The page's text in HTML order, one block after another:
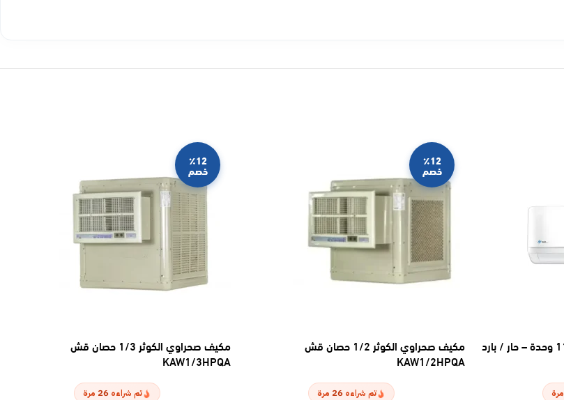
مكيف اسبليت ماندو بلس 11900 وحدة – حار / بارد
مرة
٪12
خصم
مكيف صحراوي الكوثر 1/2 حصان قش
KAW1/2HPQA
تم شراءه 26 مرة
٪12
خصم
مكيف صحراوي الكوثر 1/3 حصان قش
KAW1/3HPQA
تم شراءه 26 مرة